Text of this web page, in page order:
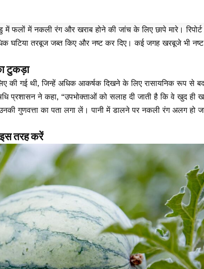
में फलों में नकली रंग और खराब होने की जांच के लिए छापे मारे।
घटिया तरबूज जब्त किए और नष्ट कर दिए। कई जगह खरबूजे भी
टुकड़ा
की गई थी, जिन्हें अधिक आकर्षक दिखने के लिए रासायनिक रूप से
प्रशासन ने कहा, “उपभोक्ताओं को सलाह दी जाती है कि वे खुद ही
गुणवत्ता का पता लगा लें। पानी में डालने पर नकली रंग अलग हो
तरह करें